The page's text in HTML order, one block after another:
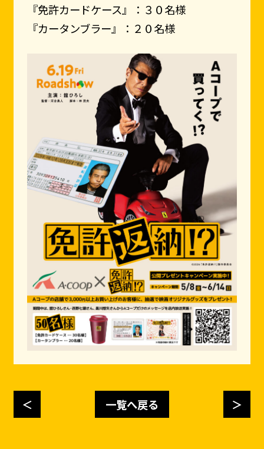
『免許カードケース』：３０名様
『カータンブラー』：２０名様
＜ ＞
一覧へ戻る